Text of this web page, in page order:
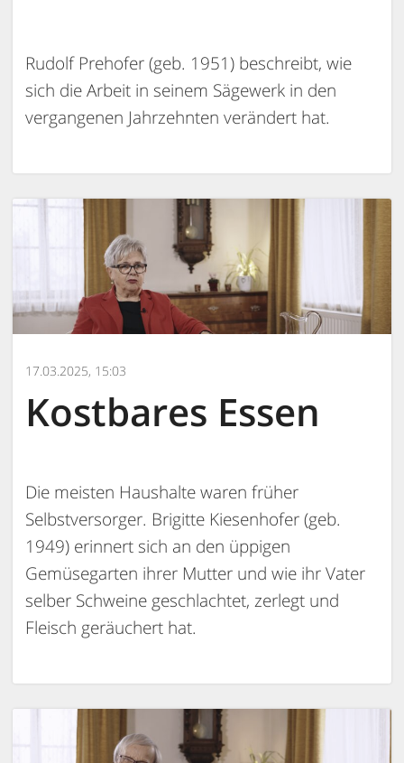
Rudolf Prehofer (geb. 1951) beschreibt, wie
sich die Arbeit in seinem Sägewerk in den
vergangenen Jahrzehnten verändert hat.
17.03.2025, 15:03
Kostbares Essen
Die meisten Haushalte waren früher
Selbstversorger. Brigitte Kiesenhofer (geb.
1949) erinnert sich an den üppigen
Gemüsegarten ihrer Mutter und wie ihr Vater
selber Schweine geschlachtet, zerlegt und
Fleisch geräuchert hat.